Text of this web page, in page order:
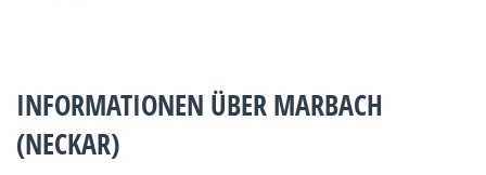
INFORMATIONEN ÜBER MARBACH
(NECKAR)